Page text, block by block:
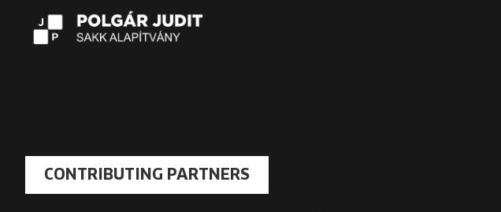
CONTRIBUTING PARTNERS